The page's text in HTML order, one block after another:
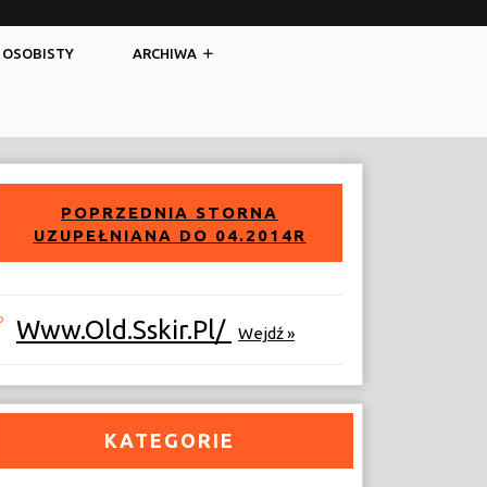
OSOBISTY ARCHIWA
POPRZEDNIA STORNA
UZUPEŁNIANA DO 04.2014R
Www.old.sskir.pl/ Wejdź »
KATEGORIE